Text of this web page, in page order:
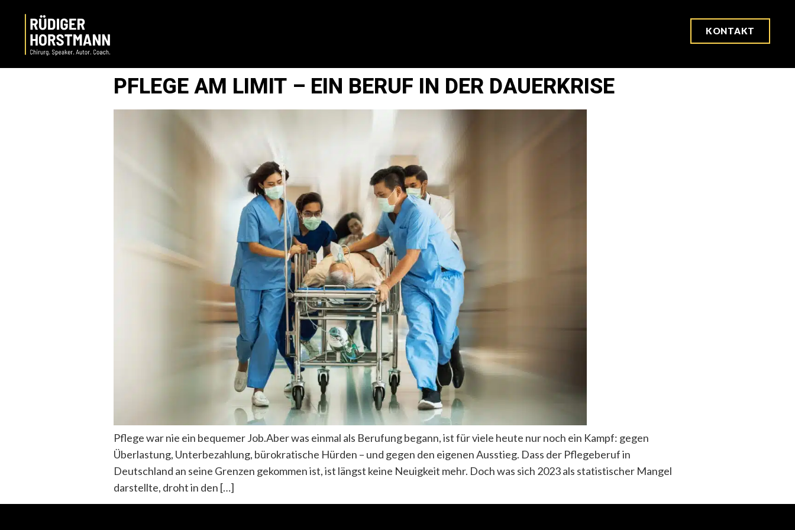
KONTAKT
PFLEGE AM LIMIT – EIN BERUF IN DER DAUERKRISE
Pflege war nie ein bequemer Job.Aber was einmal als Berufung begann, ist für viele heute nur noch ein Kampf: gegen
Überlastung, Unterbezahlung, bürokratische Hürden – und gegen den eigenen Ausstieg. Dass der Pflegeberuf in
Deutschland an seine Grenzen gekommen ist, ist längst keine Neuigkeit mehr. Doch was sich 2023 als statistischer Mangel
darstellte, droht in den […]